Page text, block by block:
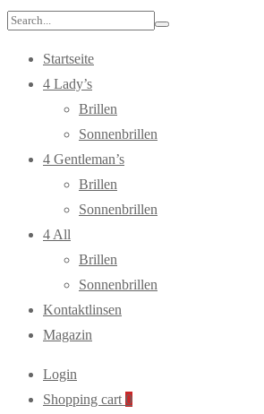
Search
Startseite
4 Lady’s
Brillen
Sonnenbrillen
4 Gentleman’s
Brillen
Sonnenbrillen
4 All
Brillen
Sonnenbrillen
Kontaktlinsen
Magazin
Login
Shopping cart 0